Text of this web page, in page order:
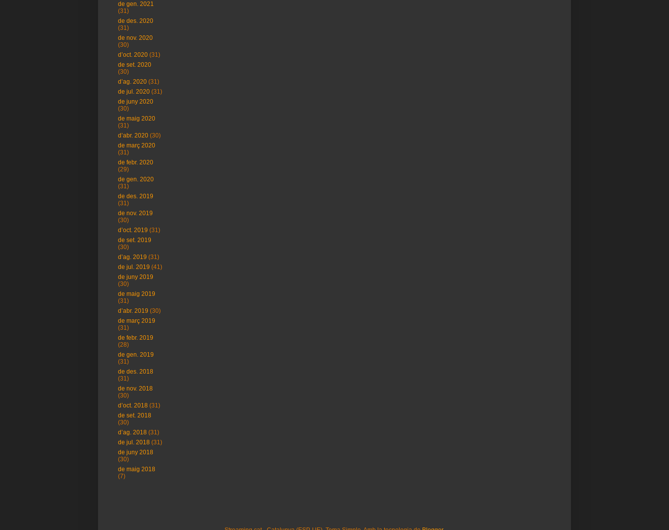
de gen. 2021
(31)
de des. 2020
(31)
de nov. 2020
(30)
d’oct. 2020 (31)
de set. 2020
(30)
d’ag. 2020 (31)
de jul. 2020 (31)
de juny 2020
(30)
de maig 2020
(31)
d’abr. 2020 (30)
de març 2020
(31)
de febr. 2020
(29)
de gen. 2020
(31)
de des. 2019
(31)
de nov. 2019
(30)
d’oct. 2019 (31)
de set. 2019
(30)
d’ag. 2019 (31)
de jul. 2019 (41)
de juny 2019
(30)
de maig 2019
(31)
d’abr. 2019 (30)
de març 2019
(31)
de febr. 2019
(28)
de gen. 2019
(31)
de des. 2018
(31)
de nov. 2018
(30)
d’oct. 2018 (31)
de set. 2018
(30)
d’ag. 2018 (31)
de jul. 2018 (31)
de juny 2018
(30)
de maig 2018
(7)